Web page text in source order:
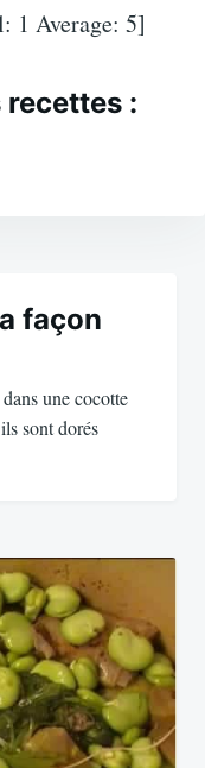
1 Average: 5]
:
façon
une cocotte
sont dorés